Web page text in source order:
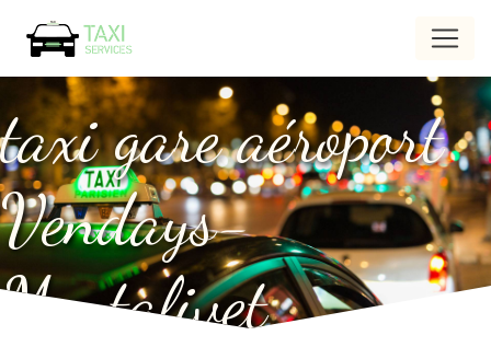
taxi gare aéroport
Vendays-
Montalivet